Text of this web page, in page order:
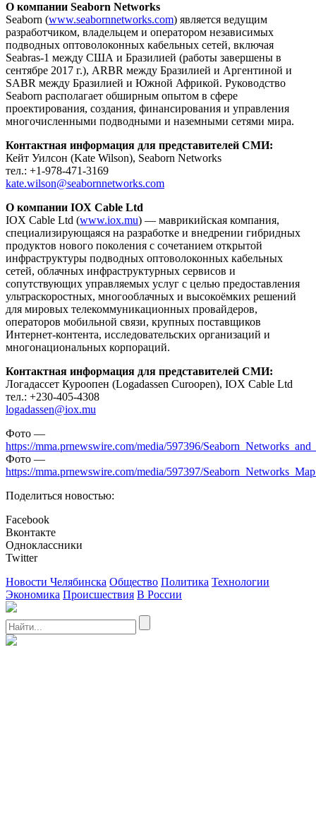
О компании Seaborn Networks
Seaborn (www.seabornnetworks.com) является ведущим
разработчиком, владельцем и оператором независимых
подводных оптоволоконных кабельных сетей, включая
Seabras-1 между США и Бразилией (работы завершены в
сентябре 2017 г.), ARBR между Бразилией и Аргентиной и
SABR между Бразилией и Южной Африкой. Руководство
Seaborn располагает обширным опытом в сфере
проектирования, создания, финансирования и управления
многочисленными подводными и наземными сетями мира.
Контактная информация для представителей СМИ:
Кейт Уилсон (Kate Wilson), Seaborn Networks
тел.: +1-978-471-3169
kate.wilson@seabornnetworks.com
О компании IOX Cable Ltd
IOX Cable Ltd (www.iox.mu) — маврикийская компания,
специализирующаяся на разработке и внедрении гибридных
продуктов нового поколения с сочетанием открытой
инфраструктуры подводных оптоволоконных кабельных
сетей, облачных инфраструктурных сервисов и
сопутствующих управляемых услуг с целью предоставления
ультраскоростных, многооблачных и высокоёмких решений
для мировых телекоммуникационных провайдеров,
операторов мобильной связи, крупных поставщиков
Интернет-контента, исследовательских организаций и
многонациональных корпораций.
Контактная информация для представителей СМИ:
Логадассет Куроопен (Logadassen Curoopen), IOX Cable Ltd
тел.: +230-405-4308
logadassen@iox.mu
Фотo —
https://mma.prnewswire.com/media/597396/
Фотo —
https://mma.prnewswire.com/media/597397/
Поделиться новостью:
Facebook
Вконтакте
Одноклассники
Twitter
Новости Челябинска Общество Политика Технологии
Экономика Происшествия В России